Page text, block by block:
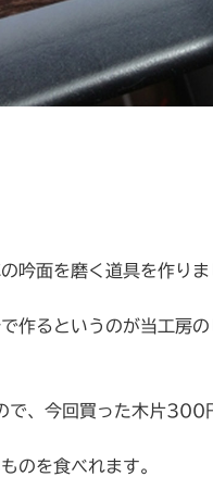
吟面を磨く道具を作りま
作るというのが当工房
、今回買った木片300
のを食べれます。